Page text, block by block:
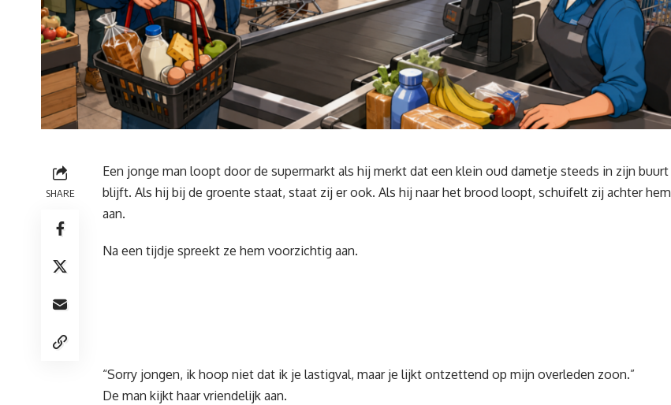
SHARE
Een jonge man loopt door de supermarkt als hij merkt dat een klein oud dametje steeds in zijn buurt
blijft. Als hij bij de groente staat, staat zij er ook. Als hij naar het brood loopt, schuifelt zij achter hem
aan.
Na een tijdje spreekt ze hem voorzichtig aan.
“Sorry jongen, ik hoop niet dat ik je lastigval, maar je lijkt ontzettend op mijn overleden zoon.”
De man kijkt haar vriendelijk aan.